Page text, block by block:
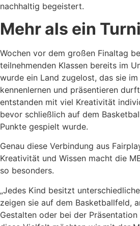
nachhaltig begeistert.
Mehr als ein
Wochen vor dem großen Finaltag
teilnehmenden Klassen bereits im
wurde ein Land zugelost, das sie
kennenlernen und präsentieren
entstanden mit viel Kreativität
bevor schließlich auf dem
Punkte gespielt wurde.
Genau diese Verbindung aus
Kreativität und Wissen macht die
so besonders.
„Jedes Kind besitzt
zeigen sie auf dem Basketballfeld,
Gestalten oder bei der Präsentation